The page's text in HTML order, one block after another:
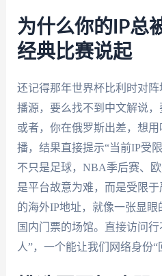
为什么你的IP总
经典比赛说起
还记得那年世界杯比利时对
播源，要么找不到中文解说
或者，你在俄罗斯出差，想
播，结果直接提示“当前IP受
不只是足球，NBA季后赛、
是平台故意为难，而是受限
的海外IP地址，就像一张显
国内门票的场馆。直接访问
人”，一个能让我们网络身份“